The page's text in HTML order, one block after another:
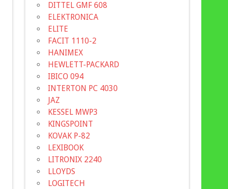
DITTEL GMF 608
ELEKTRONICA
ELITE
FACIT 1110-2
HANIMEX
HEWLETT-PACKARD
IBICO 094
INTERTON PC 4030
JAZ
KESSEL MWP3
KINGSPOINT
KOVAK P-82
LEXIBOOK
LITRONIX 2240
LLOYDS
LOGITECH